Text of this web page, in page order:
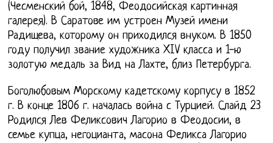
(Чесменский бой, 1848, Феодосийская картинная
галерея). В Саратове им устроен Музей имени
Радищева, которому он приходился внуком. В 1850
году получил звание художника XIV класса и 1-ю
золотую медаль за Вид на Лахте, близ Петербурга.
Боголюбовым Морскому кадетскому корпусу в 1852
г. В конце 1806 г. началась война с Турцией. Слайд 23
Родился Лев Феликсович Лагорио в Феодосии, в
семье купца, негоцианта, масона Феликса Лагорио